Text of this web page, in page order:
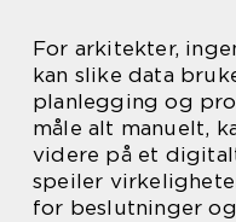
For arkitekter,
kan slike data
planlegging og
måle alt manuelt,
videre på et
speiler
for beslutninger